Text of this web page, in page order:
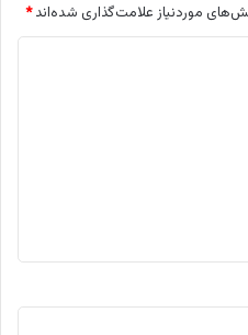
موردنیاز علامت‌گذاری شده‌اند*